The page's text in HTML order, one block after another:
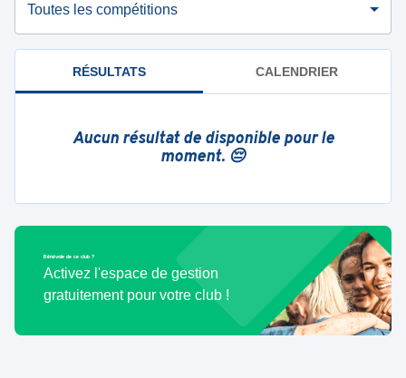
Toutes les compétitions
RÉSULTATS CALENDRIER
Aucun résultat de disponible pour le
moment. 😔
Bénévole de ce club ?
Activez l'espace de gestion
gratuitement pour votre club !